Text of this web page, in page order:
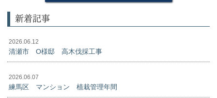
新着記事
2026.06.12
清瀬市 O様邸 高木伐採工事
2026.06.07
練馬区 マンション 植栽管理年間